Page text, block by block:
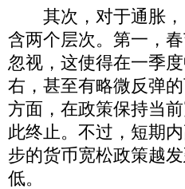
其次，对于通胀，
含两个层次。第一，
忽视，这使得在一季
右，甚至有略微反弹
方面，在政策保持当
此终止。不过，短期
步的货币宽松政策越
低。